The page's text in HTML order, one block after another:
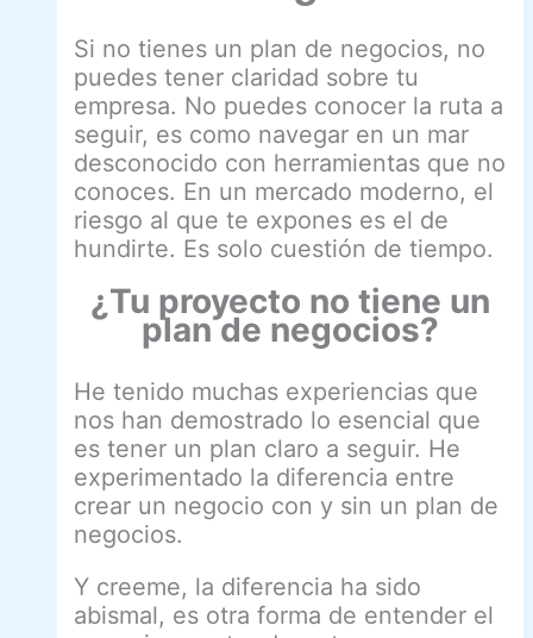
Si no tienes un plan de negocios, no
puedes tener claridad sobre tu
empresa. No puedes conocer la ruta a
seguir, es como navegar en un mar
desconocido con herramientas que no
conoces. En un mercado moderno, el
riesgo al que te expones es el de
hundirte. Es solo cuestión de tiempo.
¿Tu proyecto no tiene un
plan de negocios?
He tenido muchas experiencias que
nos han demostrado lo esencial que
es tener un plan claro a seguir. He
experimentado la diferencia entre
crear un negocio con y sin un plan de
negocios.
Y creeme, la diferencia ha sido
abismal, es otra forma de entender el